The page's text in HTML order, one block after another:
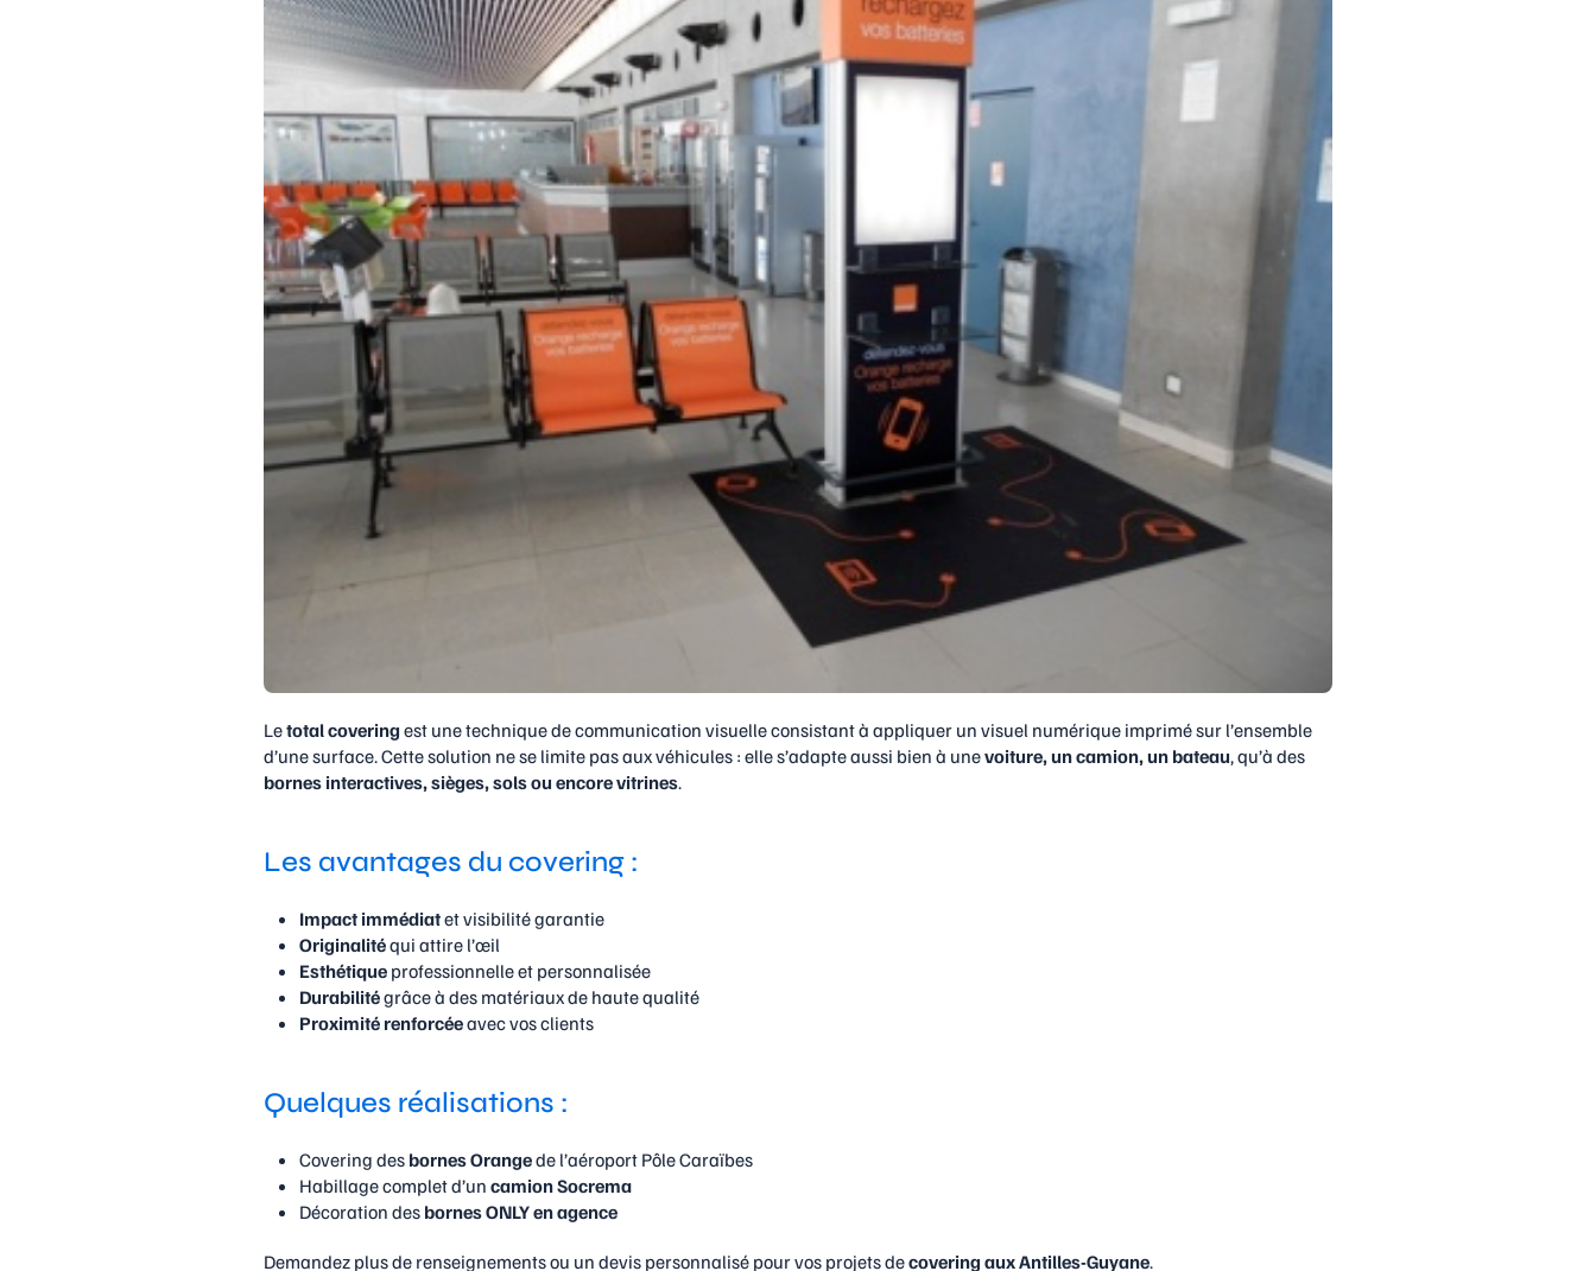
Letotal covering est une technique de communication visuelle consistant à appliquer un visuel numérique imprimé sur l’ensemble
d’une surface. Cette solution ne se limite pas aux véhicules : elle s’adapte aussi bien à unevoiture, un camion, un bateau, qu’à des
bornes interactives, sièges, sols ou encore vitrines.
Les avantages du covering :
Impact immédiatet visibilité garantie
Originalitéqui attire l’œil
Esthétique professionnelle et personnalisée
Durabilitégrâce à des matériaux de haute qualité
Proximité renforcéeavec vos clients
Quelques réalisations :
Covering des bornes Orangede l’aéroport Pôle Caraïbes
Habillage complet d’un camion Socrema
Décoration des bornes ONLY en agence
Demandez plus de renseignements ou un devis personnalisé pour vos projets decovering aux Antilles-Guyane.